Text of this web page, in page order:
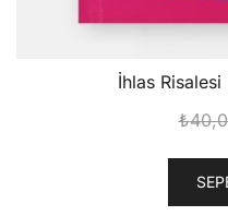
İhlas
₺